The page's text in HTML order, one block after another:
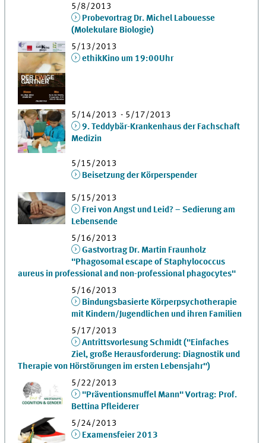
5/8/2013
Probevortrag Dr. Michel Labouesse
(Molekulare Biologie)
5/13/2013
ethikKino um 19:00Uhr
5/14/2013 - 5/17/2013
9. Teddybär-Krankenhaus der Fachschaft
Medizin
5/15/2013
Beisetzung der Körperspender
5/15/2013
Frei von Angst und Leid? – Sedierung am
Lebensende
5/16/2013
Gastvortrag Dr. Martin Fraunholz
"Phagosomal escape of Staphylococcus
aureus in professional and non-professional phagocytes"
5/16/2013
Bindungsbasierte Körperpsychotherapie
mit Kindern/Jugendlichen und ihren Familien
5/17/2013
Antrittsvorlesung Schmidt ("Einfaches
Ziel, große Herausforderung: Diagnostik und
Therapie von Hörstörungen im ersten Lebensjahr")
5/22/2013
"Präventionsmuffel Mann" Vortrag: Prof.
Bettina Pfleiderer
5/24/2013
Examensfeier 2013